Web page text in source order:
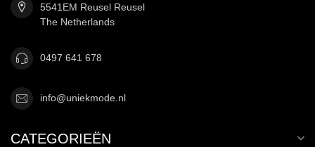
5541EM Reusel Reusel
The Netherlands
0497 641 678
info@uniekmode.nl
CATEGORIEËN